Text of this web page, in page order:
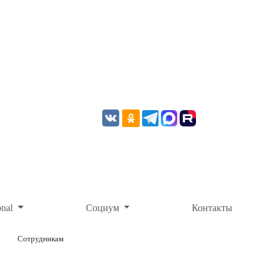
Социум Контакты
Сотрудникам